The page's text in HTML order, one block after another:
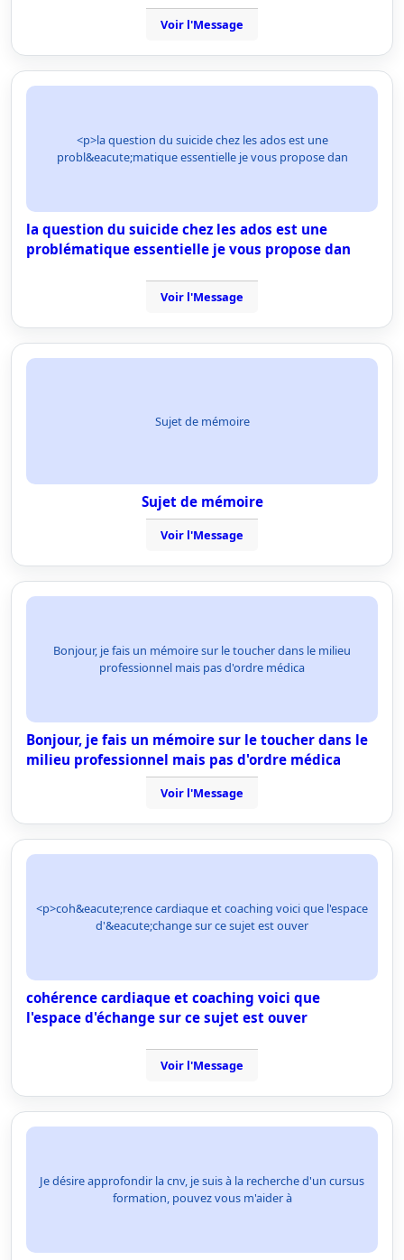
Voir l'Message
<p>la question du suicide chez les ados est une
probl&eacute;matique essentielle je vous propose dan
la question du suicide chez les ados est une
problématique essentielle je vous propose dan
Voir l'Message
Sujet de mémoire
Sujet de mémoire
Voir l'Message
Bonjour, je fais un mémoire sur le toucher dans le milieu
professionnel mais pas d'ordre médica
Bonjour, je fais un mémoire sur le toucher dans le
milieu professionnel mais pas d'ordre médica
Voir l'Message
<p>coh&eacute;rence cardiaque et coaching voici que l'espace
d'&eacute;change sur ce sujet est ouver
cohérence cardiaque et coaching voici que
l'espace d'échange sur ce sujet est ouver
Voir l'Message
Je désire approfondir la cnv, je suis à la recherche d'un cursus
formation, pouvez vous m'aider à